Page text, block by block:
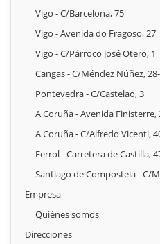
Vigo - C/Barcelona, 75
Vigo - Avenida do Fragoso, 27
Vigo - C/Párroco José Otero, 1
Cangas - C/Méndez Núñez,
Pontevedra - C/Castelao, 3
A Coruña - Avenida Finisterre,
A Coruña - C/Alfredo Vicenti,
Ferrol - Carretera de Castilla,
Santiago de Compostela - C/
Empresa
Quiénes somos
Direcciones